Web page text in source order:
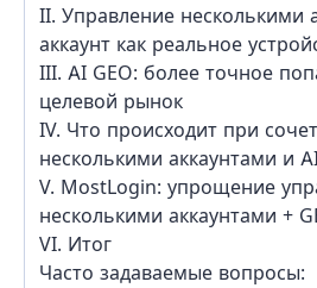
II. Управление несколькими
аккаунт как реальное
III. AI GEO: более точное
целевой рынок
IV. Что происходит при
несколькими аккаунтами и
V. MostLogin: упрощение
несколькими аккаунтами +
VI. Итог
Часто задаваемые вопросы: